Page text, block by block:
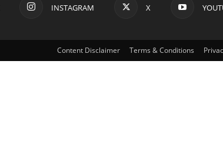
INSTAGRAM X
Content Disclaimer Terms & Conditions